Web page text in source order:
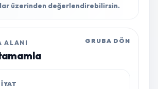
üzerinden değerlendirebilirsin.
ALANI GRUBA DÖN